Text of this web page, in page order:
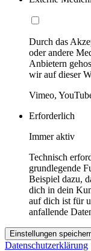
Durch das
oder andere
Anbietern
wir auf dieser
Vimeo,
Erforderlich
Immer aktiv
Technisch
grundlegende
Beispiel dazu,
dich in dein
auf dich ist für
anfallende
Einstellungen
Datenschutzerklärung